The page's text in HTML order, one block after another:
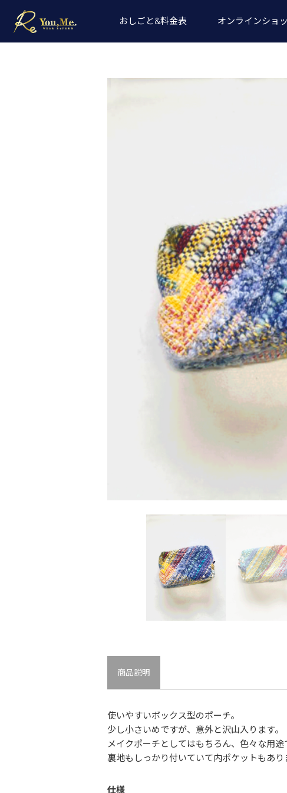
おしごと&料金表 オンラインショ
商品説明
使いやすいボックス型のポーチ。
少し小さいめですが、意外と沢山入ります。
メイクポーチとしてはもちろん、色々な用途
裏地もしっかり付いていて内ポケットもあり
仕様